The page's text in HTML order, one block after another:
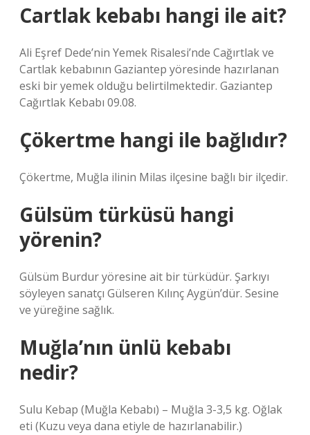
Cartlak kebabı hangi ile ait?
Ali Eşref Dede’nin Yemek Risalesi’nde Cağırtlak ve
Cartlak kebabının Gaziantep yöresinde hazırlanan
eski bir yemek olduğu belirtilmektedir. Gaziantep
Cağırtlak Kebabı 09.08.
Çökertme hangi ile bağlıdır?
Çökertme, Muğla ilinin Milas ilçesine bağlı bir ilçedir.
Gülsüm türküsü hangi
yörenin?
Gülsüm Burdur yöresine ait bir türküdür. Şarkıyı
söyleyen sanatçı Gülseren Kılınç Aygün’dür. Sesine
ve yüreğine sağlık.
Muğla’nın ünlü kebabı
nedir?
Sulu Kebap (Muğla Kebabı) – Muğla 3-3,5 kg. Oğlak
eti (Kuzu veya dana etiyle de hazırlanabilir.)